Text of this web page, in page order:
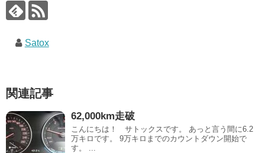
Satox
関連記事
62,000km走破
こんにちは！ サトックスです。 あっと言う間に6.2
万キロです。 9万キロまでのカウントダウン開始で
す。 ...